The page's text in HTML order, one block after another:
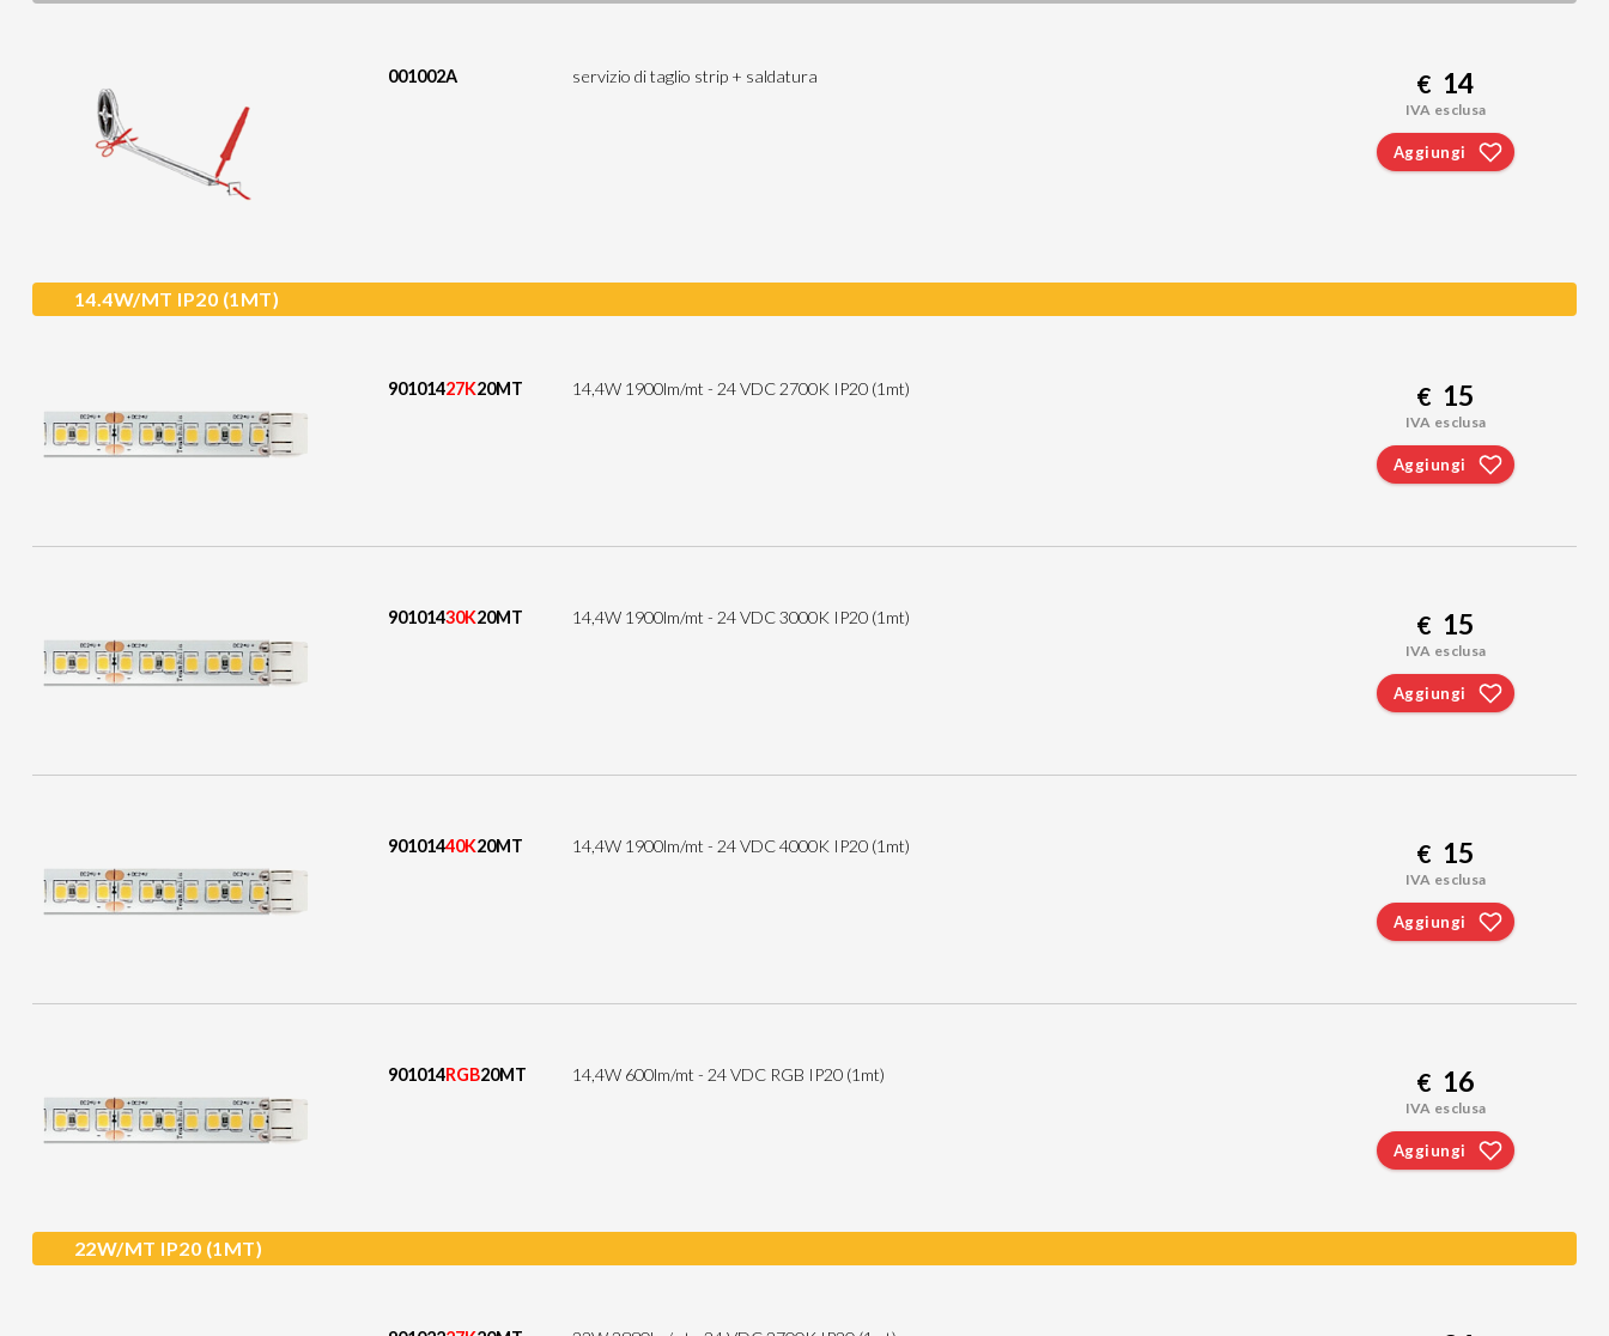
001002A servizio di taglio strip + saldatura € 14
IVA esclusa
Aggiungi
14.4W/MT IP20 (1MT)
90101427K20MT 14,4W 1900lm/mt - 24 VDC 2700K IP20 (1mt) € 15
IVA esclusa
Aggiungi
90101430K20MT 14,4W 1900lm/mt - 24 VDC 3000K IP20 (1mt) € 15
IVA esclusa
Aggiungi
90101440K20MT 14,4W 1900lm/mt - 24 VDC 4000K IP20 (1mt) € 15
IVA esclusa
Aggiungi
901014RGB20MT 14,4W 600lm/mt - 24 VDC RGB IP20 (1mt) € 16
IVA esclusa
Aggiungi
22W/MT IP20 (1MT)